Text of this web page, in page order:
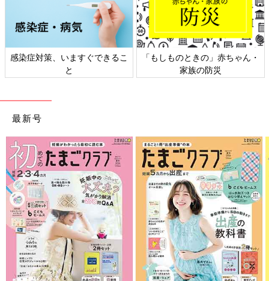
日本外来小児科学会リーフレッ
ト検討会
六星占術 細木かおりさんの人生
相談
最新号